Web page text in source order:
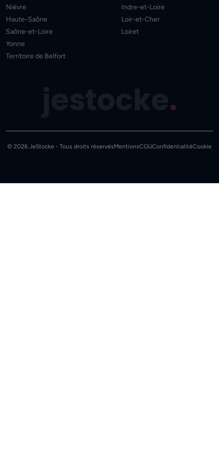
Nièvre
Haute-Saône
Saône-et-Loire
Yonne
Territoire de Belfort
Indre-et-Loire
Loir-et-Cher
Loiret
.
© 2026 JeStocke - Tous droits réservésMentionsCGUConfidentialitéCookie